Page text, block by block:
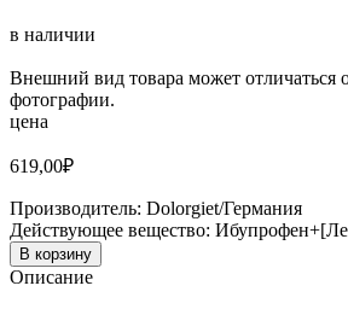
в наличии
Внешний вид товара может отличаться
фотографии.
цена
619,00₽
Производитель: Dolorgiet/Германия
Действующее вещество:
В корзину
Описание